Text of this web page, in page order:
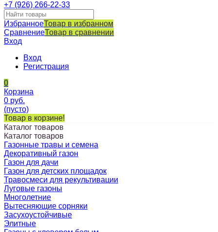
+7 (926) 266-22-33
ИзбранноеТовар в избранном
СравнениеТовар в сравнении
Вход
Вход
Регистрация
0
Корзина
0 руб.
(пусто)
Товар в корзине!
Каталог товаров
Каталог товаров
Газонные травы и семена
Декоративный газон
Газон для дачи
Газон для детских площадок
Травосмеси для рекультивации
Луговые газоны
Многолетние
Вытесняющие сорняки
Засухоустойчивые
Элитные